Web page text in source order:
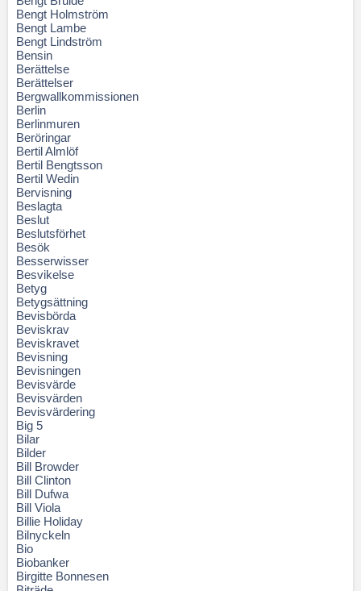
Bengt Holmström
Bengt Lambe
Bengt Lindström
Bensin
Berättelse
Berättelser
Bergwallkommissionen
Berlin
Berlinmuren
Beröringar
Bertil Almlöf
Bertil Bengtsson
Bertil Wedin
Bervisning
Beslagta
Beslut
Beslutsförhet
Besök
Besserwisser
Besvikelse
Betyg
Betygsättning
Bevisbörda
Beviskrav
Beviskravet
Bevisning
Bevisningen
Bevisvärde
Bevisvärden
Bevisvärdering
Big 5
Bilar
Bilder
Bill Browder
Bill Clinton
Bill Dufwa
Bill Viola
Billie Holiday
Bilnyckeln
Bio
Biobanker
Birgitte Bonnesen